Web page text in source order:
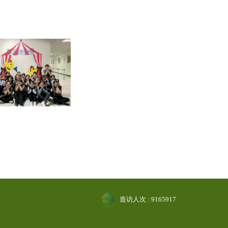
造访人次 : 9165917